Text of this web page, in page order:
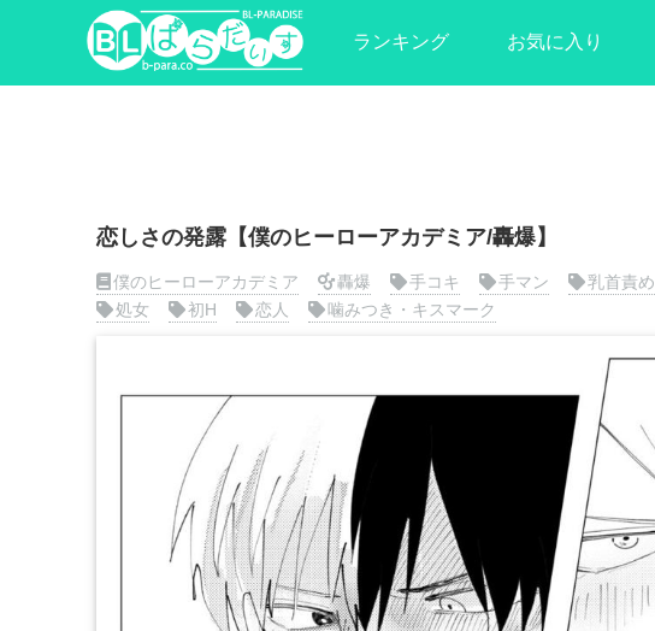
ランキング お気に入り
恋しさの発露【僕のヒーローアカデミア/轟爆】
僕のヒーローアカデミア 轟爆 手コキ 手マン 乳首責め
処女
初H 恋人 噛みつき・キスマーク